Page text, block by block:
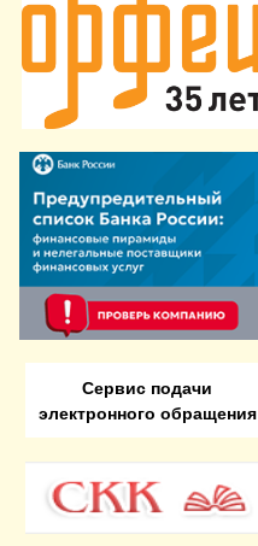
Сервис подачи
электронного обращения